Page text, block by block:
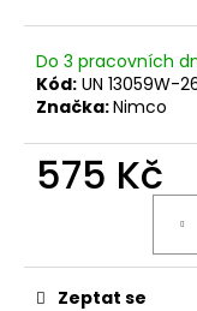
Do 3 pracovních
Kód: UN 13059W-
Značka:Nimco
575 Kč
Zeptat se
e
m
e